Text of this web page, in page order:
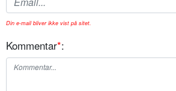
Din e-mail bliver ikke vist på sitet.
Kommentar*: